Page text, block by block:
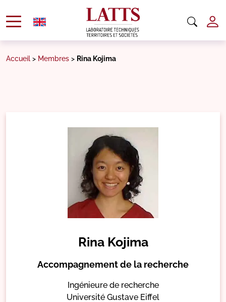
Accueil > Membres > Rina Kojima
Rina Kojima
Accompagnement de la recherche
Ingénieure de recherche
Université Gustave Eiffel